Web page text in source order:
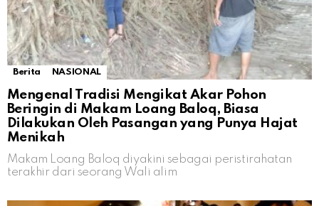
Berita NASIONAL
Mengenal Tradisi Mengikat Akar Pohon
Beringin di Makam Loang Baloq, Biasa
Dilakukan Oleh Pasangan yang Punya Hajat
Menikah
Makam Loang Baloq diyakini sebagai peristirahatan
terakhir dari seorang Wali alim